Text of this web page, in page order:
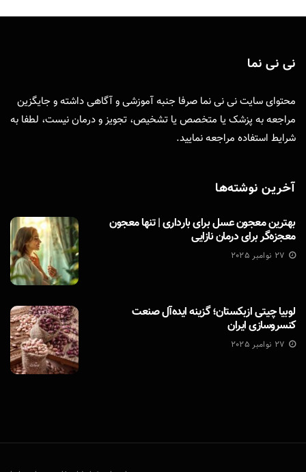
نی نی نما
محتوای سایت نی نی نما صرفا جنبه آموزشی و آگاهی داشته و جایگزین
مراجعه به پزشک یا متخصص یا تشخیص، تجویز و درمان نیست، لطفا به
شرایط استفاده مراجعه نمایید.
آخرین نوشته‌ها
بهترین معجون عسل برای بارداری | تنها معجون
معجزه‌گر برای درمان نازایی
27 نوامبر 2025
لوبیا چیتی ازبکستان؛ گزینه ایده‌آل صنعت
کنسروسازی ایران
27 نوامبر 2025